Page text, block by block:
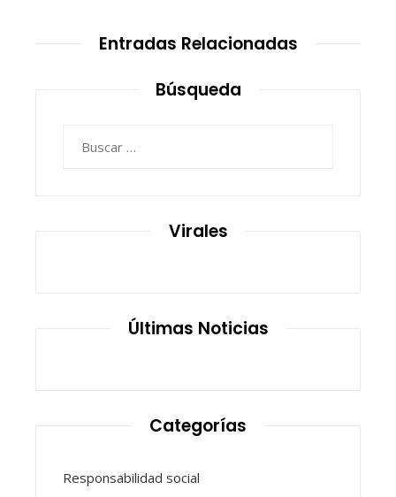
Entradas Relacionadas
Búsqueda
Virales
Últimas Noticias
Categorías
Responsabilidad social